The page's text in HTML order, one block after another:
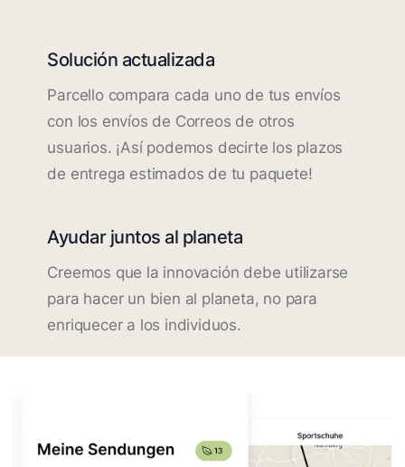
Solución actualizada
Parcello compara cada uno de tus envíos
con los envíos de Correos de otros
usuarios. ¡Así podemos decirte los plazos
de entrega estimados de tu paquete!
Ayudar juntos al planeta
Creemos que la innovación debe utilizarse
para hacer un bien al planeta, no para
enriquecer a los individuos.